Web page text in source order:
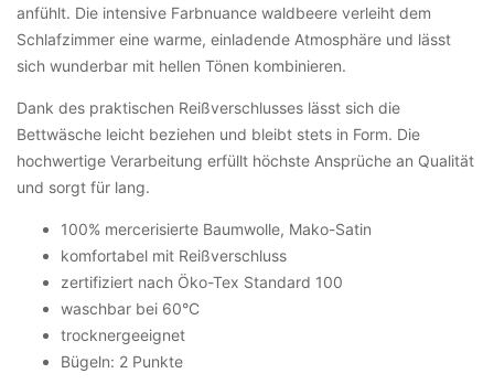
anfühlt. Die intensive Farbnuance waldbeere verleiht dem
Schlafzimmer eine warme, einladende Atmosphäre und lässt
sich wunderbar mit hellen Tönen kombinieren.
Dank des praktischen Reißverschlusses lässt sich die
Bettwäsche leicht beziehen und bleibt stets in Form. Die
hochwertige Verarbeitung erfüllt höchste Ansprüche an Qualität
und sorgt für lang.
100% mercerisierte Baumwolle, Mako-Satin
komfortabel mit Reißverschluss
zertifiziert nach Öko-Tex Standard 100
waschbar bei 60°C
trocknergeeignet
Bügeln: 2 Punkte